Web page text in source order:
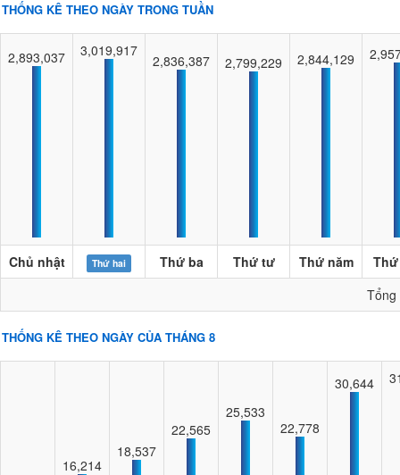
THỐNG KÊ THEO NGÀY TRONG TUẦN
2,893,037 3,019,917
2,836,387 2,799,229 2,844,129
Chủ nhật Thứ hai Thứ ba Thứ tư Thứ năm
THỐNG KÊ THEO NGÀY CỦA THÁNG 8
16,214
18,537
22,565
25,533
22,778
30,644